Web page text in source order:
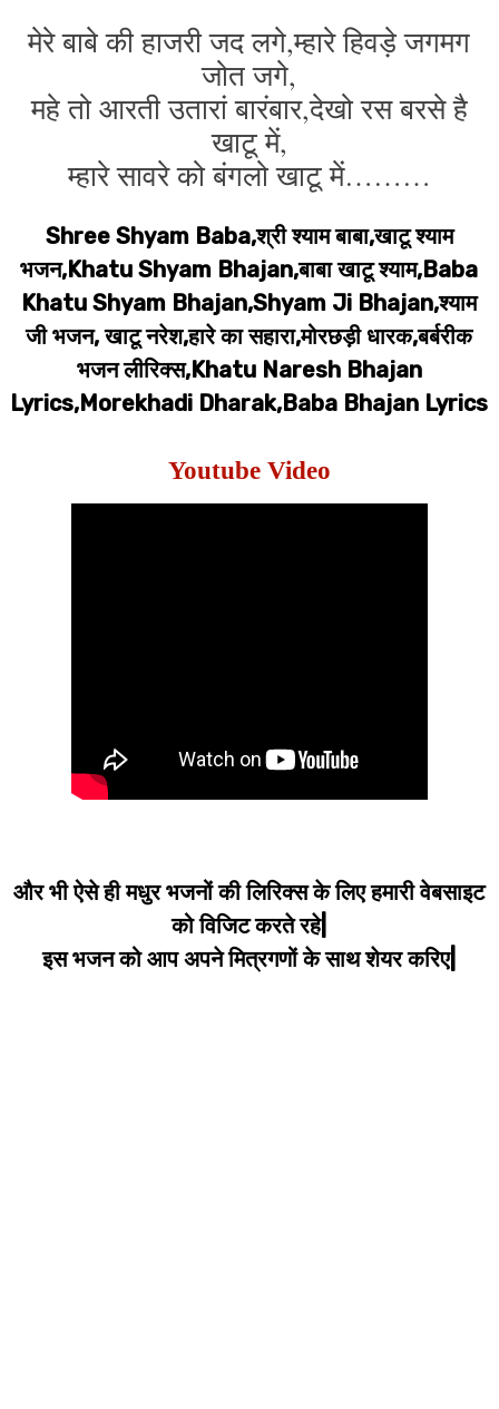
मेरे बाबे की हाजरी जद लगे,म्हारे हिवड़े जगमग
जोत जगे,
महे तो आरती उतारां बारंबार,देखो रस बरसे है
खाटू में,
म्हारे सावरे को बंगलो खाटू में………
Shree Shyam Baba,श्री श्याम बाबा,खाटू श्याम
भजन,Khatu Shyam Bhajan,बाबा खाटू श्याम,Baba
Khatu Shyam Bhajan,Shyam Ji Bhajan,श्याम
जी भजन, खाटू नरेश,हारे का सहारा,मोरछड़ी धारक,बर्बरीक
भजन लीरिक्स,Khatu Naresh Bhajan
Lyrics,Morekhadi Dharak,Baba Bhajan Lyrics
Youtube Video
और भी ऐसे ही मधुर भजनों की लिरिक्स के लिए हमारी वेबसाइट
को विजिट करते रहे|
इस भजन को आप अपने मित्रगणों के साथ शेयर करिए|